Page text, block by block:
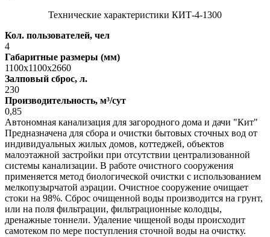
Технические характеристики КИТ-4-1300
Кол. пользователей, чел
4
Габаритные размеры (мм)
1100х1100х2660
Залповый сброс, л.
230
Производительность, м³/сут
0,85
Автономная канализация для загородного дома и дачи "Кит"
Предназначена для сбора и очистки бытовых сточных вод от
индивидуальных жилых домов, коттеджей, объектов
малоэтажной застройки при отсутствии централизованной
системы канализации. В работе очистного сооружения
применяется метод биологической очистки с использованием
мелкопузырчатой аэрации. Очистное сооружение очищает
стоки на 98%. Сброс очищенной воды производится на грунт,
или на поля фильтрации, фильтрационные колодцы,
дренажные тоннели. Удаление чищеной воды происходит
самотеком по мере поступления сточной воды на очистку.